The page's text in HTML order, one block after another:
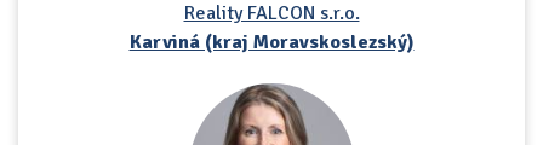
Reality FALCON s.r.o.
Karviná (kraj Moravskoslezský)